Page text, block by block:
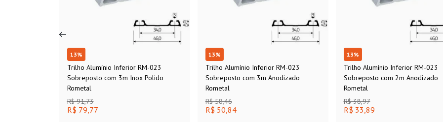
13%
Trilho Alumínio Inferior RM-023
Sobreposto com 3m Inox Polido
Rometal
R$ 91,73
R$ 79,77
13%
Trilho Alumínio Inferior RM-023
Sobreposto com 3m Anodizado
Rometal
R$ 58,46
R$ 50,84
13%
Trilho Alumínio Inferior RM-023
Sobreposto com 2m Anodizado
Rometal
R$ 38,97
R$ 33,89